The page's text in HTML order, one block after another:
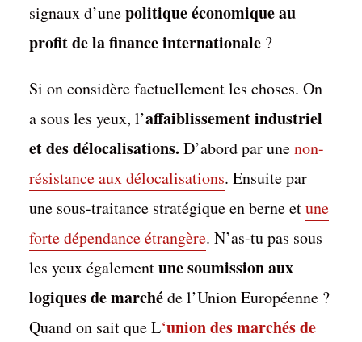
signaux d’unepolitique économique au
profit de la finance internationale?
Si on considère factuellement les choses. On
a sous les yeux, l’affaiblissement industriel
et des délocalisations. D’abord par unenon-
résistance aux délocalisations. Ensuite par
une sous-traitance stratégique en berne etune
forte dépendance étrangère. N’as-tu pas sous
les yeux égalementune soumission aux
logiques de marchéde l’Union Européenne ?
Quand on sait que L‘union des marchés de